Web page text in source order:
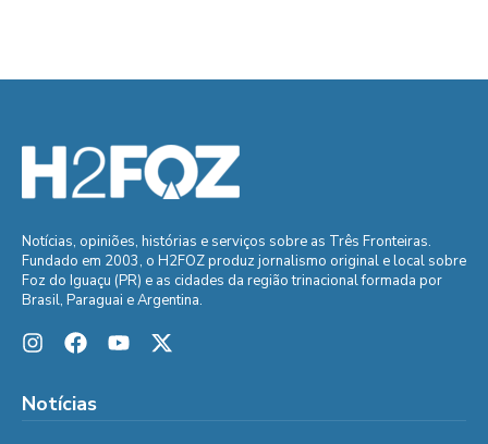
Notícias, opiniões, histórias e serviços sobre as Três Fronteiras.
Fundado em 2003, o H2FOZ produz jornalismo original e local sobre
Foz do Iguaçu (PR) e as cidades da região trinacional formada por
Brasil, Paraguai e Argentina.
Notícias